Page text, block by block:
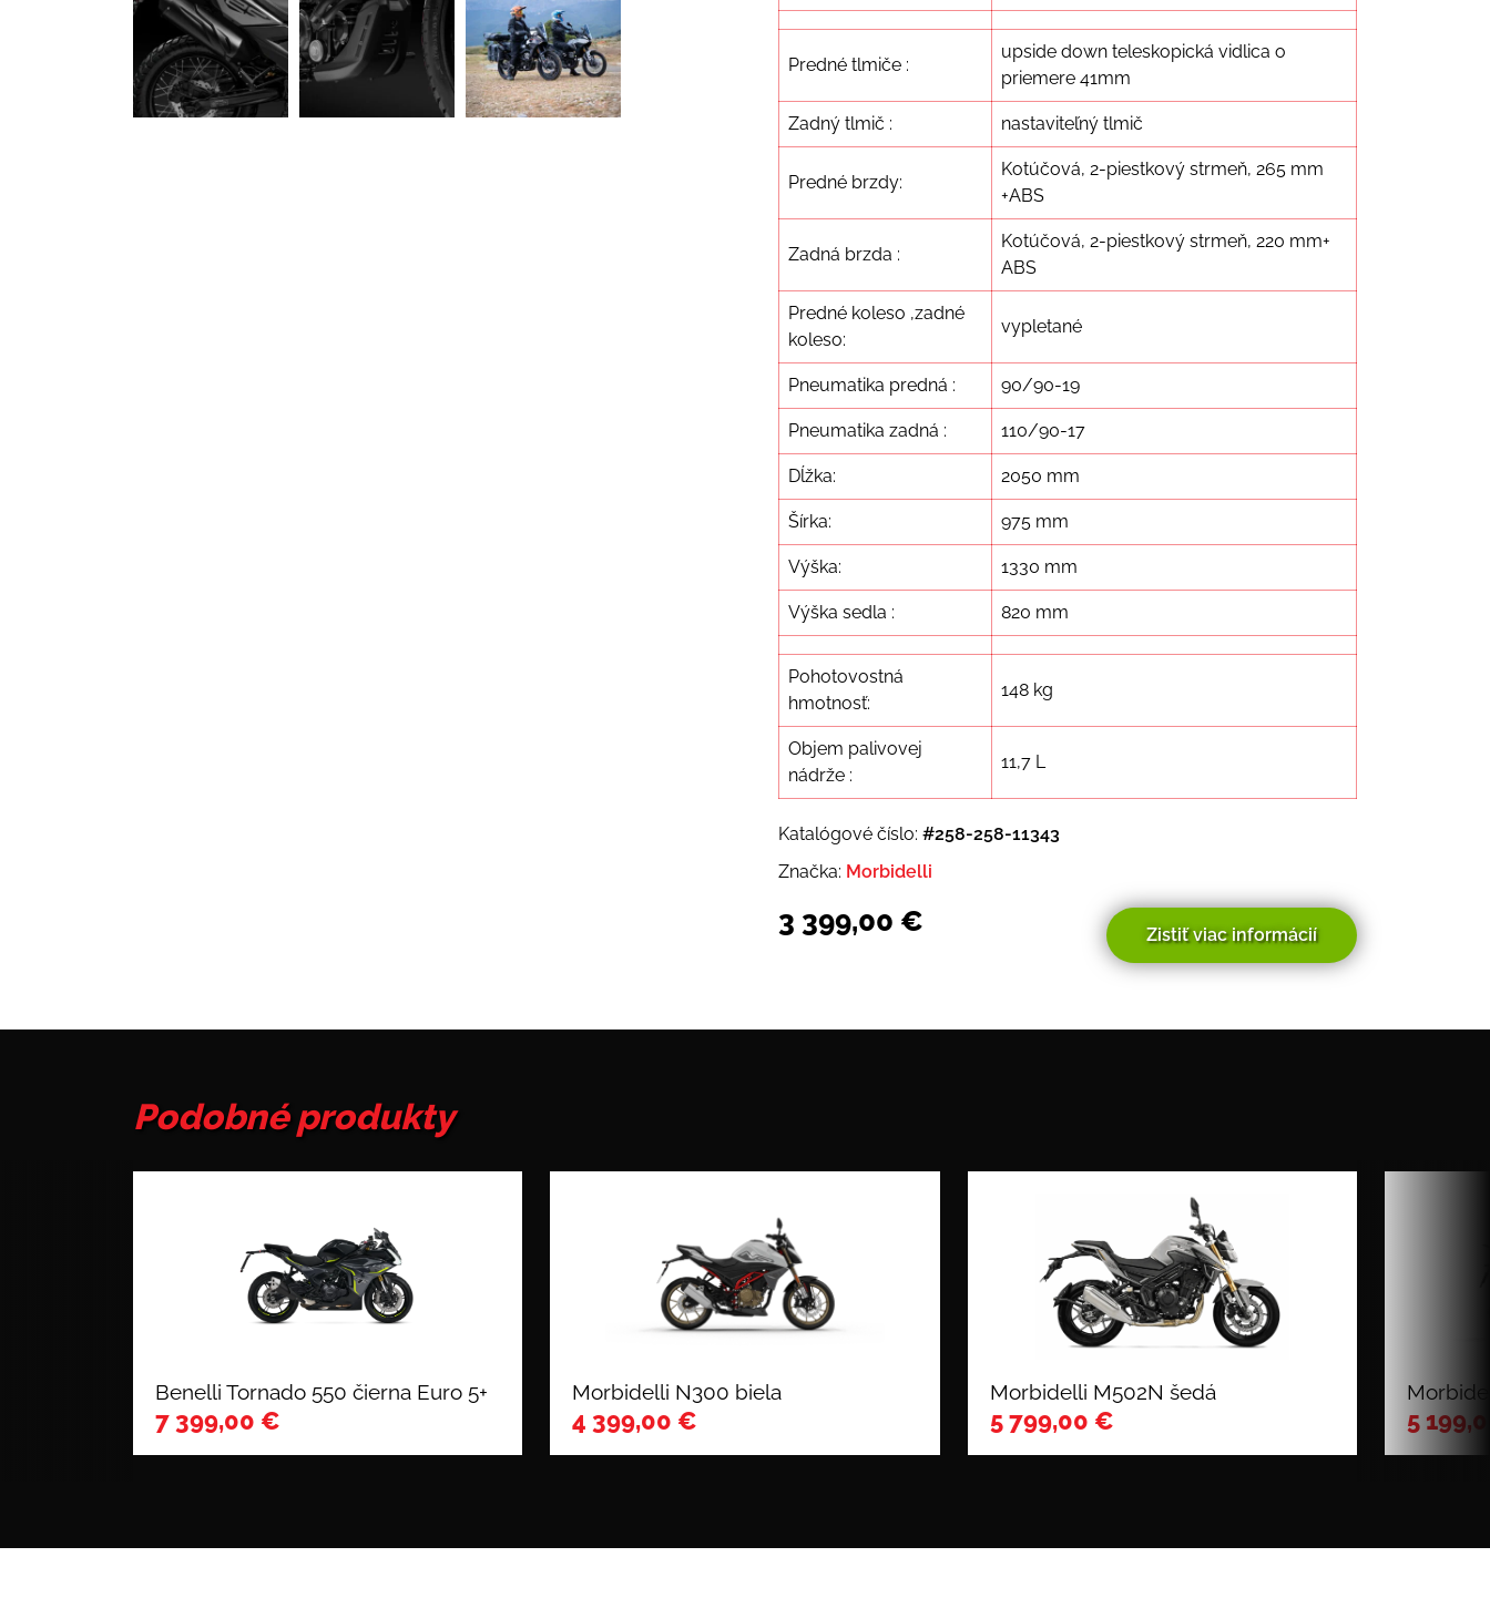
Predné tlmiče :
upside down teleskopická vidlica o
priemere 41mm
Zadný tlmič : nastaviteľný tlmič
Predné brzdy:
Kotúčová, 2-piestkový strmeň, 265 mm
+ABS
Zadná brzda :
Kotúčová, 2-piestkový strmeň, 220 mm+
ABS
Predné koleso ,zadné
koleso:
vypletané
Pneumatika predná : 90/90-19
Pneumatika zadná : 110/90-17
Dĺžka: 2050 mm
Šírka: 975 mm
Výška: 1330 mm
Výška sedla : 820 mm
Pohotovostná
hmotnosť:
148 kg
Objem palivovej
nádrže :
11,7 L
Katalógové číslo: #258-258-11343
Značka: Morbidelli
3 399,00 € Zistiť viac informácií
Podobné produkty
Benelli Tornado 550 čierna Euro 5+
7 399,00 €
Morbidelli N300 biela
4 399,00 €
Morbidelli M502N šedá
5 799,00 € 5